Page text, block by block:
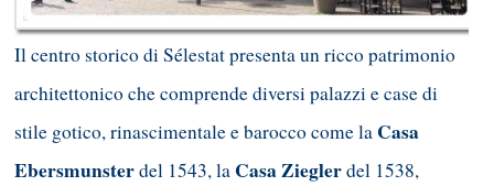
Il centro storico di Sélestat presenta un ricco patrimonio
architettonico che comprende diversi palazzi e case di
stile gotico, rinascimentale e barocco come la Casa
Ebersmunsterdel 1543, la Casa Zieglerdel 1538,